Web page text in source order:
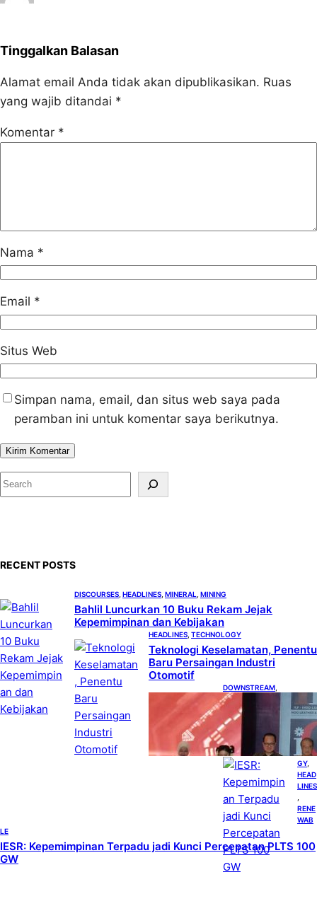
Tinggalkan Balasan
Alamat email Anda tidak akan dipublikasikan. Ruas
yang wajib ditandai *
Komentar *
Nama *
Email *
Situs Web
Simpan nama, email, dan situs web saya pada
peramban ini untuk komentar saya berikutnya.
S
e
RECENT POSTS
DISCOURSES HEADLINES MINERAL MINING
Bahlil Luncurkan 10 Buku Rekam Jejak
Kepemimpinan dan Kebijakan
HEADLINES TECHNOLOGY
Teknologi Keselamatan, Penentu
Baru Persaingan Industri
Otomotif
DOWNSTREAM
HEADLINES
Terbuka, Peluang
Usaha bagi IKM
Alas Kaki Lokal
ENER
GY
HEAD
LINES
RENE
WAB
LE
IESR: Kepemimpinan Terpadu jadi Kunci Percepatan PLTS 100
GW